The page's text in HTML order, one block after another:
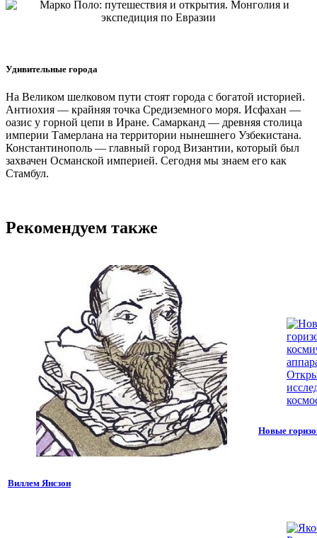
Удивительные города
На Великом шелковом пути стоят города с богатой историей.
Антиохия — крайняя точка Средиземного моря. Исфахан —
оазис у горной цепи в Иране. Самарканд — древняя столица
империи Тамерлана на территории нынешнего Узбекистана.
Константинополь — главный город Византии, который был
захвачен Османской империей. Сегодня мы знаем его как
Стамбул.
Рекомендуем также
Виллем Янсзон
Новые